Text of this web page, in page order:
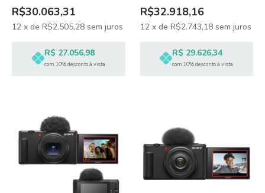
R$30.063,31
12 x de R$2.505,28 sem juros
R$ 27.056,98
com 10% desconto à vista
R$32.918,16
12 x de R$2.743,18 sem juros
R$ 29.626,34
com 10% desconto à vista